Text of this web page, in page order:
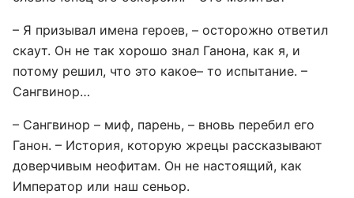
– Я призывал имена героев, – осторожно ответил
скаут. Он не так хорошо знал Ганона, как я, и
потому решил, что это какое– то испытание. –
Сангвинор…
– Сангвинор – миф, парень, – вновь перебил его
Ганон. – История, которую жрецы рассказывают
доверчивым неофитам. Он не настоящий, как
Император или наш сеньор.